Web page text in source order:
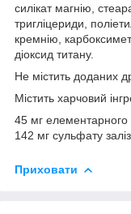
силікат магнію,
тригліцериди,
кремнію,
діоксид титану.
Не містить доданих
Містить харчовий
45 мг елементарного
142 мг сульфату
Приховати